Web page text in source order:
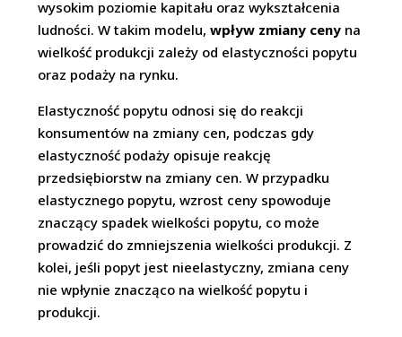
wysokim poziomie kapitału oraz wykształcenia
ludności. W takim modelu,wpływ zmiany ceny na
wielkość produkcji zależy od elastyczności popytu
oraz podaży na rynku.
Elastyczność popytu odnosi się do reakcji
konsumentów na zmiany cen, podczas gdy
elastyczność podaży opisuje reakcję
przedsiębiorstw na zmiany cen. W przypadku
elastycznego popytu, wzrost ceny spowoduje
znaczący spadek wielkości popytu, co może
prowadzić do zmniejszenia wielkości produkcji. Z
kolei, jeśli popyt jest nieelastyczny, zmiana ceny
nie wpłynie znacząco na wielkość popytu i
produkcji.